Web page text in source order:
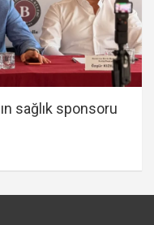
sağlık sponsoru